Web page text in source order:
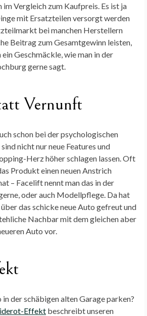
im Vergleich zum Kaufpreis. Es ist ja
mit Ersatzteilen versorgt werden
bei manchen Herstellern
Beitrag zum Gesamtgewinn leisten,
Geschmäckle, wie man in der
gerne sagt.
Vernunft
schon bei der psychologischen
nicht nur neue Features und
Herz höher schlagen lassen. Oft
Produkt einen neuen Anstrich
– Facelift nennt man das in der
oder auch Modellpflege. Da hat
das schicke neue Auto gefreut und
Nachbar mit dem gleichen aber
Auto vor.
in der schäbigen alten Garage parken?
Effekt beschreibt unseren